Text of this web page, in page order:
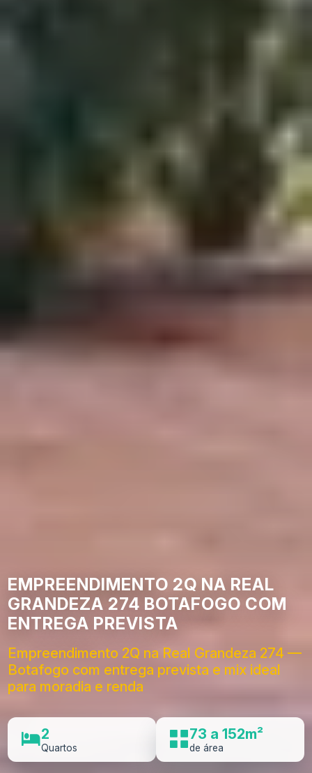
EMPREENDIMENTO 2Q NA REAL
GRANDEZA 274 BOTAFOGO COM
ENTREGA PREVISTA
Empreendimento 2Q na Real Grandeza 274 —
Botafogo com entrega prevista e mix ideal
para moradia e renda
2
Quartos
73 a 152m²
de área